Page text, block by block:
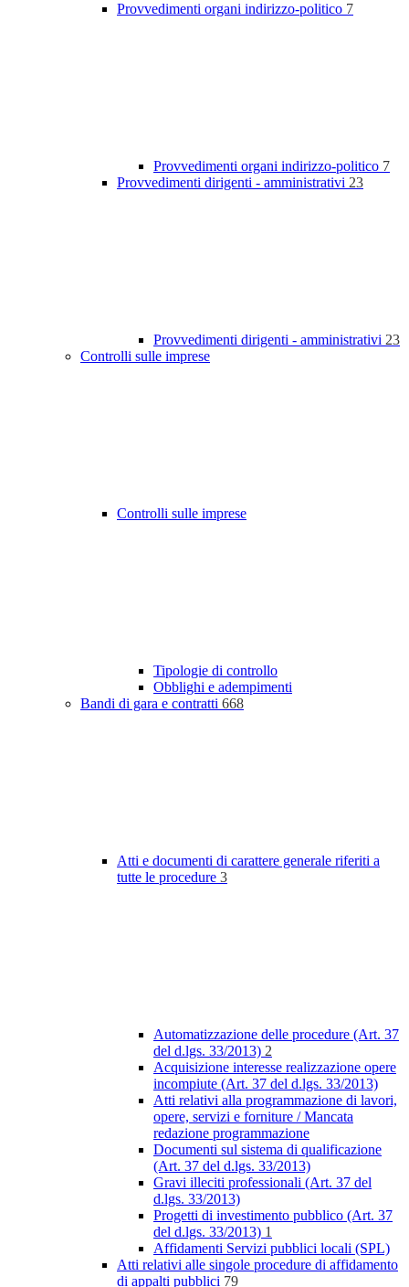
Provvedimenti organi indirizzo-politico 7
Provvedimenti organi indirizzo-politico 7
Provvedimenti dirigenti - amministrativi 23
Provvedimenti dirigenti - amministrativi 23
Controlli sulle imprese
Controlli sulle imprese
Tipologie di controllo
Obblighi e adempimenti
Bandi di gara e contratti 668
Atti e documenti di carattere generale riferiti a
tutte le procedure 3
Automatizzazione delle procedure (Art. 37
del d.lgs. 33/2013) 2
Acquisizione interesse realizzazione opere
incompiute (Art. 37 del d.lgs. 33/2013)
Atti relativi alla programmazione di lavori,
opere, servizi e forniture / Mancata
redazione programmazione
Documenti sul sistema di qualificazione
(Art. 37 del d.lgs. 33/2013)
Gravi illeciti professionali (Art. 37 del
d.lgs. 33/2013)
Progetti di investimento pubblico (Art. 37
del d.lgs. 33/2013) 1
Affidamenti Servizi pubblici locali (SPL)
Atti relativi alle singole procedure di affidamento
di appalti pubblici 79